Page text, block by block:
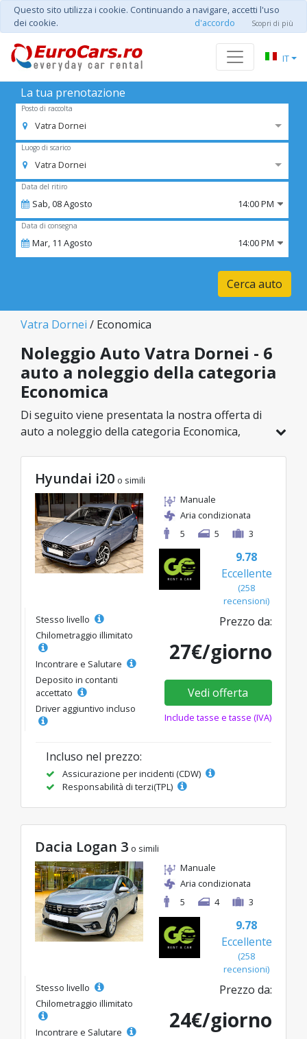
Questo sito utilizza i cookie. Continuando a navigare, accetti l'uso
dei cookie.
d'accordo Scopri di più
IT
La tua prenotazione
Posto di raccolta
Vatra Dornei
Luogo di scarico
Vatra Dornei
Data del ritiro
Sab,08Agosto 14:00 PM
Data di consegna
Mar, 11 Agosto 14:00 PM
Cerca auto
Vatra Dornei / Economica
Noleggio Auto Vatra Dornei - 6
auto a noleggio della categoria
Economica
Di seguito viene presentata la nostra offerta di
auto a noleggio della categoria Economica,
modello ideale nella categoria selezionata, con
tariffe vantaggiose a partire da soli 24€/giorno.
Hyundai i20 o simili
Manuale
Aria condizionata
5
5 3
9.78
Eccellente
(258
recensioni)
Stesso livello
Chilometraggio illimitato
Incontrare e Salutare
Deposito in contanti
accettato
Driver aggiuntivo incluso
Prezzo da:
27€/giorno
Vedi offerta
Include tasse e tasse (IVA)
Incluso nel prezzo:
Assicurazione per incidenti (CDW)
Responsabilità di terzi(TPL)
Dacia Logan 3 o simili
Manuale
Aria condizionata
5
4 3
9.78
Eccellente
(258
recensioni)
Stesso livello
Chilometraggio illimitato
Incontrare e Salutare
Prezzo da:
24€/giorno